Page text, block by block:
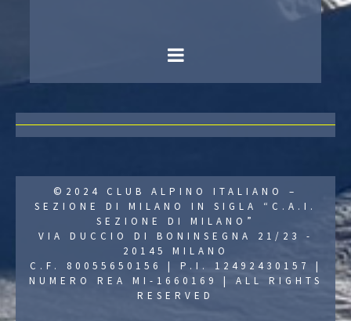
©2024 CLUB ALPINO ITALIANO –
SEZIONE DI MILANO IN SIGLA “C.A.I.
SEZIONE DI MILANO”
VIA DUCCIO DI BONINSEGNA 21/23 -
20145 MILANO
C.F. 80055650156 | P.I. 12492430157 |
NUMERO REA MI-1660169 | ALL RIGHTS
RESERVED